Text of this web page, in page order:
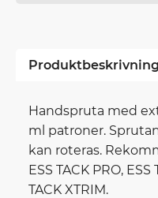
Produktbeskrivning
Handspruta med
ml patroner.
kan roteras.
ESS TACK PRO, ESS
TACK XTRIM.